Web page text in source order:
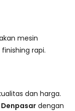
mesin
rapi.
dan harga.
dengan